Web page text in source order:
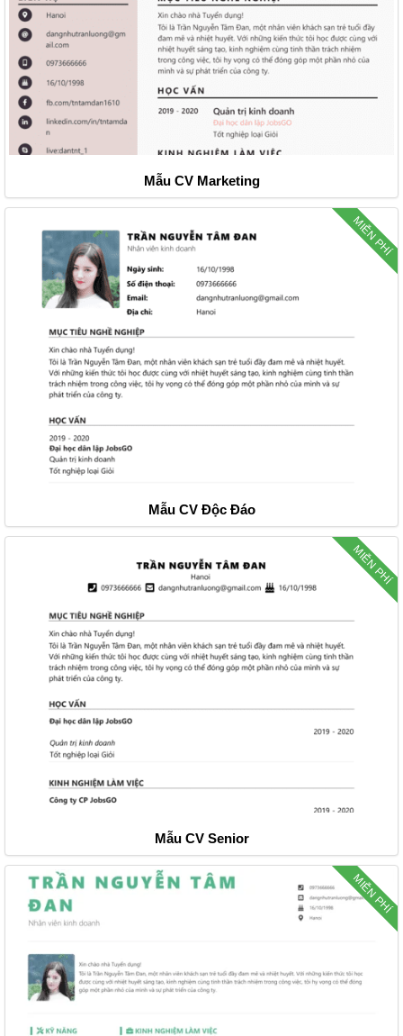
Mẫu CV Marketing
MIỄN PHÍ
Mẫu CV Độc Đáo
MIỄN PHÍ
Mẫu CV Senior
MIỄN PHÍ